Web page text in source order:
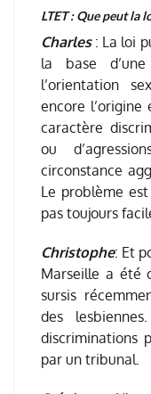
LTET : Que peut la
Charles: La loi
la base
l’orientation
encore l’origine
caractère
ou
circonstance
Le problème
pas toujours
Christophe: Et
Marseille a été
sursis
des
discriminations
par un tribunal.